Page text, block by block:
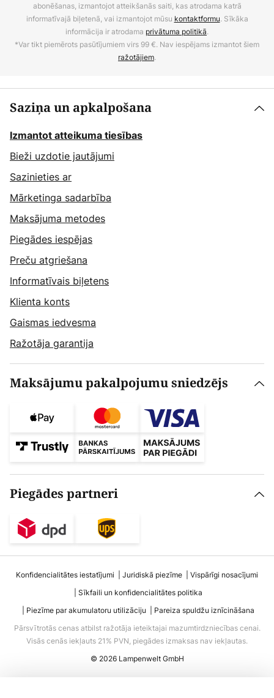
abonēšanas, izmantojot atteikšanās saiti, kas atrodama katrā
informatīvajā biļetenā, vai izmantojot mūsu kontaktformu. Sīkāka
informācija ir atrodama privātuma politikā.
*Var tikt piemērots pasūtījumiem virs 99 €. Nav iespējams izmantot šiem
ražotājiem.
Saziņa un apkalpošana
Izmantot atteikuma tiesības
Bieži uzdotie jautājumi
Sazinieties ar
Mārketinga sadarbība
Maksājuma metodes
Piegādes iespējas
Preču atgriešana
Informatīvais biļetens
Klienta konts
Gaismas iedvesma
Ražotāja garantija
Maksājumu pakalpojumu sniedzējs
Piegādes partneri
Konfidencialitātes iestatījumi Juridiskā piezīme
Vispārīgi nosacījumi
Sīkfaili un konfidencialitātes politika
Piezīme par akumulatoru utilizāciju
Pareiza spuldžu iznīcināšana
Pārsvītrotās cenas atbilst ražotāja ieteiktajai mazumtirdzniecības cenai.
Visās cenās iekļauts 21% PVN, piegādes izmaksas nav iekļautas.
© 2026 Lampenwelt GmbH